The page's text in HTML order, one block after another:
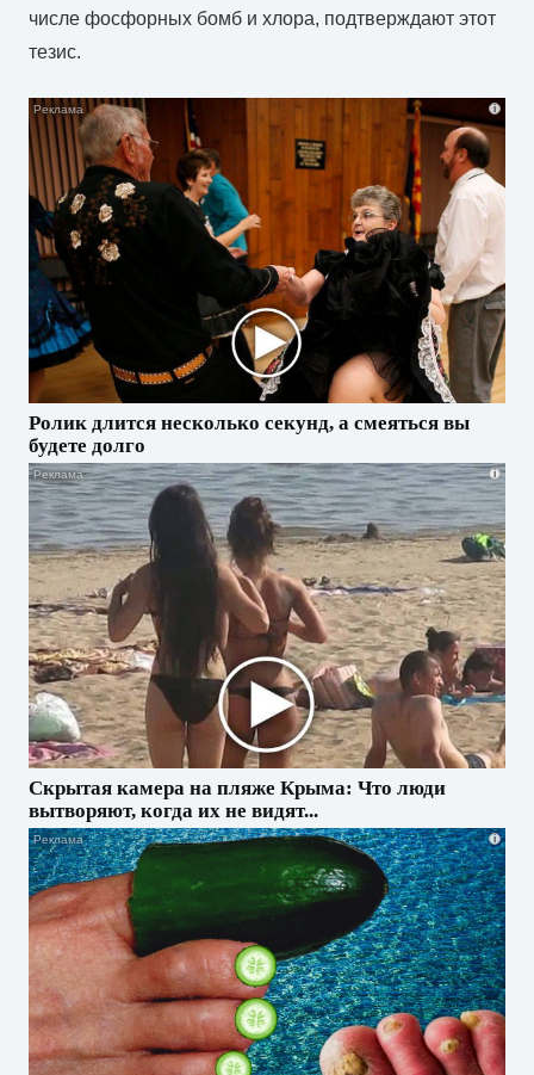
числе фосфорных бомб и хлора, подтверждают этот
тезис.
i
Ролик длится несколько секунд, а смеяться вы
будете долго
i
Скрытая камера на пляже Крыма: Что люди
вытворяют, когда их не видят...
i